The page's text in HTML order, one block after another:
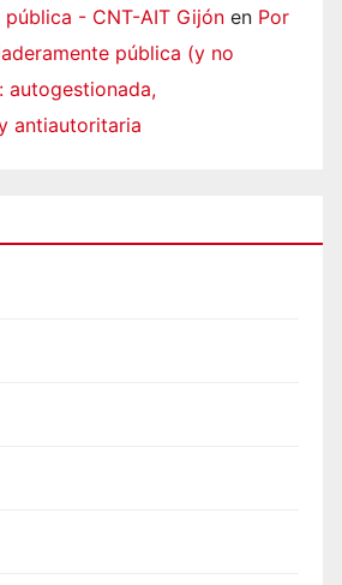
- CNT-AIT Gijón en Por
pública (y no
autogestionada,
antiautoritaria